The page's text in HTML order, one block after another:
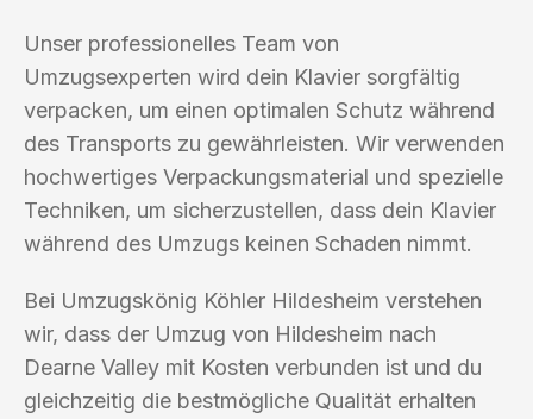
Unser professionelles Team von
Umzugsexperten wird dein Klavier sorgfältig
verpacken, um einen optimalen Schutz während
des Transports zu gewährleisten. Wir verwenden
hochwertiges Verpackungsmaterial und spezielle
Techniken, um sicherzustellen, dass dein Klavier
während des Umzugs keinen Schaden nimmt.
Bei Umzugskönig Köhler Hildesheim verstehen
wir, dass der Umzug von Hildesheim nach
Dearne Valley mit Kosten verbunden ist und du
gleichzeitig die bestmögliche Qualität erhalten